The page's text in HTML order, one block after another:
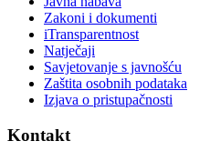
Zakoni i dokumenti
iTransparentnost
Natječaji
Savjetovanje s javnošću
Zaštita osobnih podataka
Izjava o pristupačnosti
Kontakt